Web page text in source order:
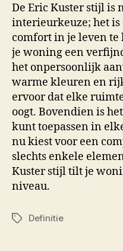
De Eric Kuster stijl is
interieurkeuze; het
comfort in je leven te
je woning een
het onpersoonlijk
warme kleuren en
ervoor dat elke
oogt. Bovendien is
kunt toepassen in
nu kiest voor een
slechts enkele
Kuster stijl tilt je
niveau.
TagsDefinitie